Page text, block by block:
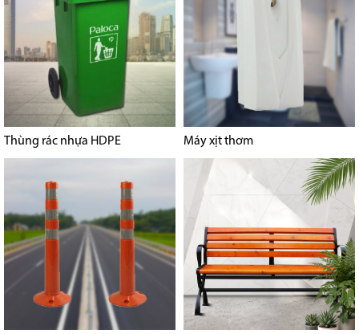
Thùng rác nhựa HDPE Máy xịt thơm